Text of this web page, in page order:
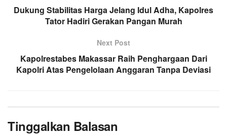
Dukung Stabilitas Harga Jelang Idul Adha, Kapolres
Tator Hadiri Gerakan Pangan Murah
Next Post
Kapolrestabes Makassar Raih Penghargaan Dari
Kapolri Atas Pengelolaan Anggaran Tanpa Deviasi
Tinggalkan Balasan